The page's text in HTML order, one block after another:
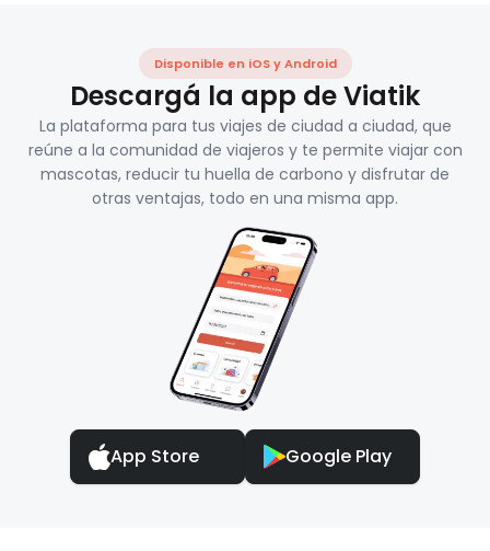
Disponible en iOS y Android
Descargá la app de Viatik
La plataforma para tus viajes de ciudad a ciudad, que
reúne a la comunidad de viajeros y te permite viajar con
mascotas, reducir tu huella de carbono y disfrutar de
otras ventajas, todo en una misma app.
App Store Google Play